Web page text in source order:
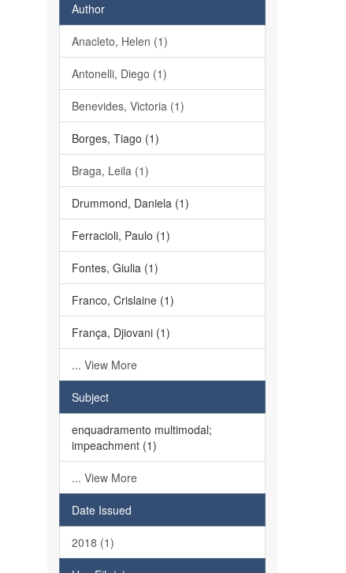
Author
Anacleto, Helen (1)
Antonelli, Diego (1)
Benevides, Victoria (1)
Borges, Tiago (1)
Braga, Leila (1)
Drummond, Daniela (1)
Ferracioli, Paulo (1)
Fontes, Giulia (1)
Franco, Crislaine (1)
França, Djiovani (1)
... View More
Subject
enquadramento multimodal;
impeachment (1)
... View More
Date Issued
2018 (1)